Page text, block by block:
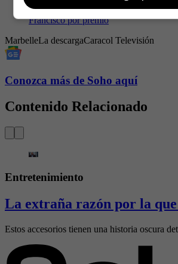
-Marbelle le envía durísimo mensaje a
Francisco por premio
MarbelleLa descargaCaracol Televisión
Conozca más de Soho aquí
Contenido Relacionado
Entretenimiento
La extraña razón por la
Estos accesorios tienen una historia oscura